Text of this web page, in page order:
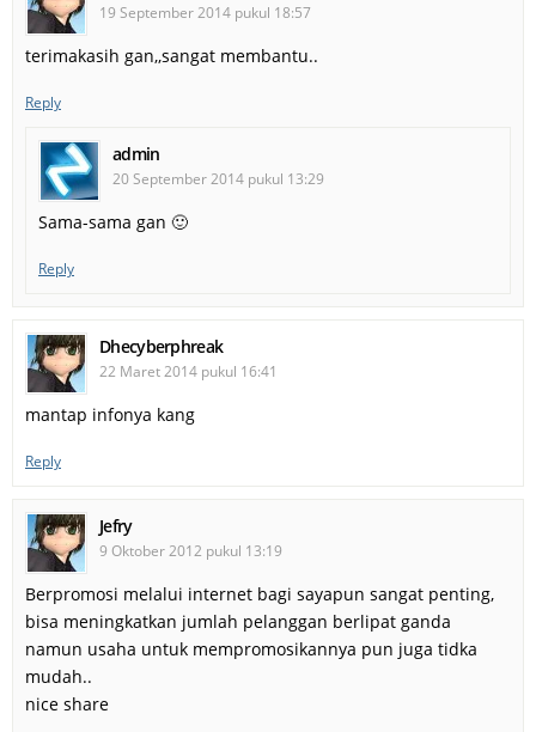
19 September 2014 pukul 18:57
terimakasih gan,,sangat membantu..
Reply
admin
20 September 2014 pukul 13:29
Sama-sama gan 🙂
Reply
Dhecyberphreak
22 Maret 2014 pukul 16:41
mantap infonya kang
Reply
Jefry
9 Oktober 2012 pukul 13:19
Berpromosi melalui internet bagi sayapun sangat penting,
bisa meningkatkan jumlah pelanggan berlipat ganda
namun usaha untuk mempromosikannya pun juga tidka
mudah..
nice share